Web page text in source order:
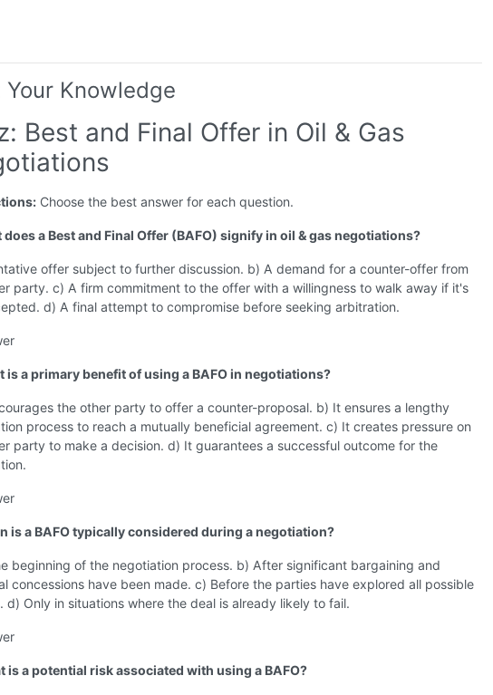
Your Knowledge
Best and Final Offer in Oil & Gas
Choose the best answer for each question.
does a Best and Final Offer (BAFO) signify in oil & gas negotiations?
offer subject to further discussion. b) A demand for a counter-offer from
party. c) A firm commitment to the offer with a willingness to walk away if it's
d) A final attempt to compromise before seeking arbitration.
is a primary benefit of using a BAFO in negotiations?
the other party to offer a counter-proposal. b) It ensures a lengthy
process to reach a mutually beneficial agreement. c) It creates pressure on
party to make a decision. d) It guarantees a successful outcome for the
is a BAFO typically considered during a negotiation?
beginning of the negotiation process. b) After significant bargaining and
concessions have been made. c) Before the parties have explored all possible
d) Only in situations where the deal is already likely to fail.
is a potential risk associated with using a BAFO?